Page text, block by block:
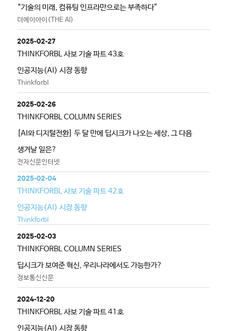
“기술의 미래, 컴퓨팅 인프라만으로는 부족하다”
더에이아이(THE AI)
2025-02-27
THINKFORBL 사보 기술 파트 43호
인공지능(AI) 시장 동향
Thinkforbl
2025-02-26
THINKFORBL COLUMN SERIES
[AI와 디지털전환] 두 달 만에 딥시크가 나오는 세상, 그 다음
생겨날 일은?
전자신문인터넷
2025-02-04
THINKFORBL 사보 기술 파트 42호
인공지능(AI) 시장 동향
Thinkforbl
2025-02-03
THINKFORBL COLUMN SERIES
딥시크가 보여준 혁신, 우리나라에서도 가능한가?
정보통신신문
2024-12-20
THINKFORBL 사보 기술 파트 41호
인공지능(AI) 시장 동향